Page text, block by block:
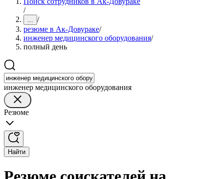
/
... /
резюме в Ак-Довураке/
инженер медицинского оборудования/
полный день
инженер медицинского оборудования
Резюме
Найти